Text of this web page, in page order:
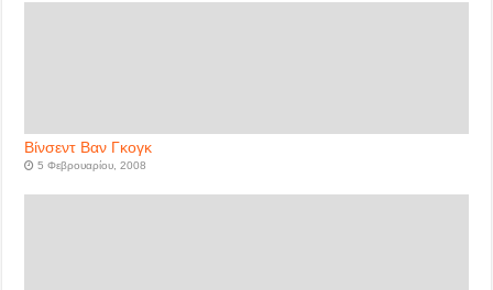
Βίνσεντ Βαν Γκογκ
5 Φεβρουαρίου, 2008